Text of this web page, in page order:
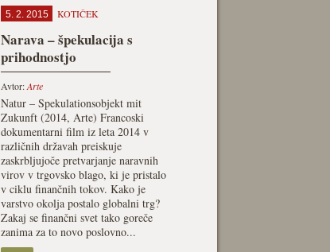
5. 2. 2015 KOTIČEK
Narava – špekulacija s
prihodnostjo
Avtor:Arte
Natur – Spekulationsobjekt mit
Zukunft (2014, Arte) Francoski
dokumentarni film iz leta 2014 v
različnih državah preiskuje
zaskrbljujoče pretvarjanje naravnih
virov v trgovsko blago, ki je pristalo
v ciklu finančnih tokov. Kako je
varstvo okolja postalo globalni trg?
Zakaj se finančni svet tako goreče
zanima za to novo poslovno...